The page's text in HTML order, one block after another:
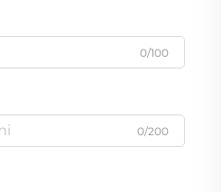
0/100
0/200